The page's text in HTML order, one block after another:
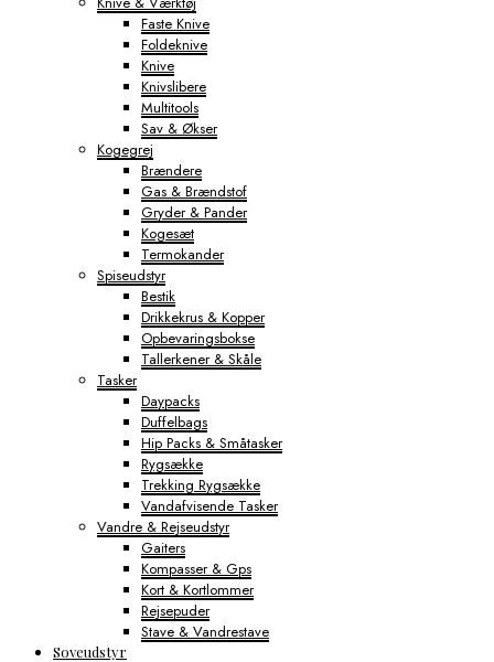
Faste Knive
Foldeknive
Knive
Knivslibere
Multitools
Sav & Økser
Kogegrej
Brændere
Gas & Brændstof
Gryder & Pander
Kogesæt
Termokander
Spiseudstyr
Bestik
Drikkekrus & Kopper
Opbevaringsbokse
Tallerkener & Skåle
Tasker
Daypacks
Duffelbags
Hip Packs & Småtasker
Rygsække
Trekking Rygsække
Vandafvisende Tasker
Vandre & Rejseudstyr
Gaiters
Kompasser & Gps
Kort & Kortlommer
Rejsepuder
Stave & Vandrestave
Soveudstyr